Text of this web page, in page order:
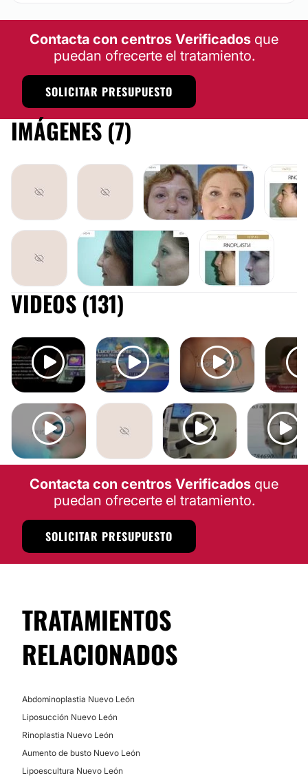
Contacta con centros Verificados que
puedan ofrecerte el tratamiento.
SOLICITAR PRESUPUESTO
IMÁGENES (7)
VIDEOS (131)
Contacta con centros Verificados que
puedan ofrecerte el tratamiento.
SOLICITAR PRESUPUESTO
TRATAMIENTOS
RELACIONADOS
Abdominoplastia Nuevo León
Liposucción Nuevo León
Rinoplastia Nuevo León
Aumento de busto Nuevo León
Lipoescultura Nuevo León